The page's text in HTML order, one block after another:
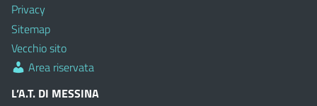
Privacy
Sitemap
Vecchio sito
Area riservata
L’A.T. DI MESSINA